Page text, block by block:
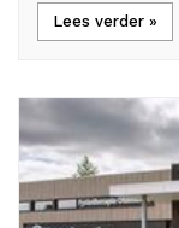
Lees verder »